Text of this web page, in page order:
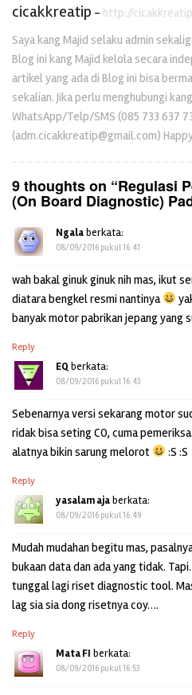
cicakkreatip - http://
Saya kang Majid selaku admin
Blog ini kang Majid kelola secara
artikel yang ada di Blog ini bisa
sekalian. Jika perlu menghubungi
WhatsApp/Telp/SMS (085 733 637
(adm.cicakkreatip@gmail.com)
9 thoughts on “Regulasi
(On Board Diagnostic)
Ngalaberkata:
08/09/2016 pukul 16:41
wah bakal ginuk ginuk nih mas, ikut
diatara bengkel resmi nantinya
banyak motor pabrikan jepang yang
Reply
EQ berkata:
08/09/2016 pukul 16:43
Sebenarnya versi sekarang motor
ridak bisa seting CO, cuma
alatnya bikin sarung melorot
:S :S
Reply
yasalam ajaberkata:
08/09/2016 pukul 16:49
Mudah mudahan begitu mas,
bukaan data dan ada yang tidak.
tunggal lagi riset diagnostic tool.
lag sia sia dong risetnya coy….
Reply
Mata FI berkata:
08/09/2016 pukul 16:53